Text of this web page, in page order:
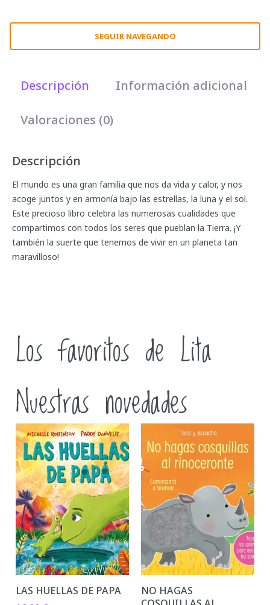
SEGUIR NAVEGANDO
Descripción Información adicional
Valoraciones (0)
Descripción
El mundo es una gran familia que nos da vida y calor, y nos
acoge juntos y en armonía bajo las estrellas, la luna y el sol.
Este precioso libro celebra las numerosas cualidades que
compartimos con todos los seres que pueblan la Tierra. ¡Y
también la suerte que tenemos de vivir en un planeta tan
maravilloso!
Los favoritos de Lita
Nuestras novedades
LAS HUELLAS DE PAPA
NO HAGAS